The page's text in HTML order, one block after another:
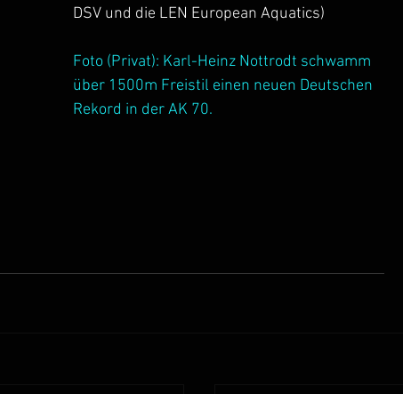
DSV und die LEN European Aquatics)
Foto (Privat): Karl-Heinz Nottrodt schwamm
über 1500m Freistil einen neuen Deutschen
Rekord in der AK 70.